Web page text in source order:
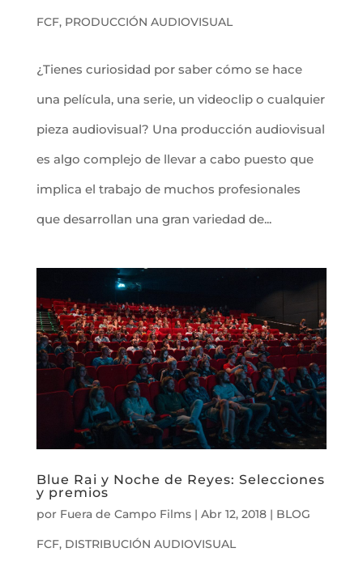
FCF, PRODUCCIÓN AUDIOVISUAL
¿Tienes curiosidad por saber cómo se hace
una película, una serie, un videoclip o cualquier
pieza audiovisual? Una producción audiovisual
es algo complejo de llevar a cabo puesto que
implica el trabajo de muchos profesionales
que desarrollan una gran variedad de...
Blue Rai y Noche de Reyes: Selecciones
y premios
por Fuera de Campo Films| Abr 12, 2018| BLOG
FCF, DISTRIBUCIÓN AUDIOVISUAL